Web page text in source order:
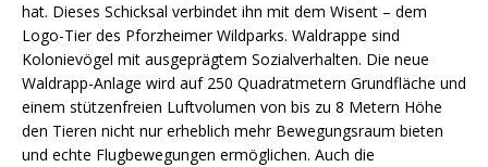
hat. Dieses Schicksal verbindet ihn mit dem Wisent – dem
Logo-Tier des Pforzheimer Wildparks. Waldrappe sind
Kolonievögel mit ausgeprägtem Sozialverhalten. Die neue
Waldrapp-Anlage wird auf 250 Quadratmetern Grundfläche und
einem stützenfreien Luftvolumen von bis zu 8 Metern Höhe
den Tieren nicht nur erheblich mehr Bewegungsraum bieten
und echte Flugbewegungen ermöglichen. Auch die